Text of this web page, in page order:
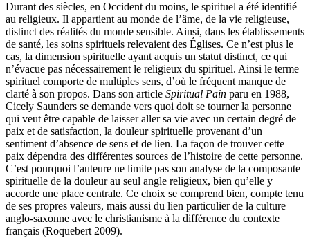
Durant des siècles, en Occident du moins, le spirituel a été identifié
au religieux. Il appartient au monde de l’âme, de la vie religieuse,
distinct des réalités du monde sensible. Ainsi, dans les établissements
de santé, les soins spirituels relevaient des Églises. Ce n’est plus le
cas, la dimension spirituelle ayant acquis un statut distinct, ce qui
n’évacue pas nécessairement le religieux du spirituel. Ainsi le terme
spirituel comporte de multiples sens, d’où le fréquent manque de
clarté à son propos. Dans son article Spiritual Pain paru en 1988,
Cicely Saunders se demande vers quoi doit se tourner la personne
qui veut être capable de laisser aller sa vie avec un certain degré de
paix et de satisfaction, la douleur spirituelle provenant d’un
sentiment d’absence de sens et de lien. La façon de trouver cette
paix dépendra des différentes sources de l’histoire de cette personne.
C’est pourquoi l’auteure ne limite pas son analyse de la composante
spirituelle de la douleur au seul angle religieux, bien qu’elle y
accorde une place centrale. Ce choix se comprend bien, compte tenu
de ses propres valeurs, mais aussi du lien particulier de la culture
anglo-saxonne avec le christianisme à la différence du contexte
français (Roquebert 2009).